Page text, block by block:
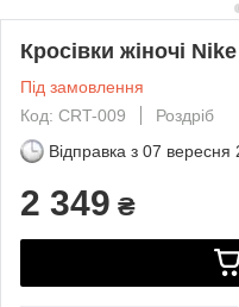
Кросівки жіночі
Під замовлення
Код: CRT-009
Роздріб
Відправка з 07 вересня
2 349 ₴